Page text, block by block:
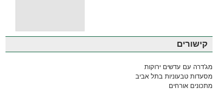
קישורים
מג'דרה עם עדשים ירוקות
מסעדות טבעוניות בתל אביב
מתכונים אורחים